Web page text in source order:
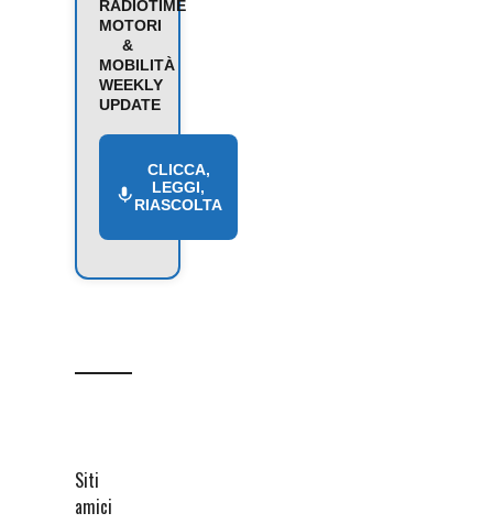
RADIOTIME
MOTORI
&
MOBILITÀ
WEEKLY
UPDATE
CLICCA,
LEGGI,
RIASCOLTA
Siti
amici